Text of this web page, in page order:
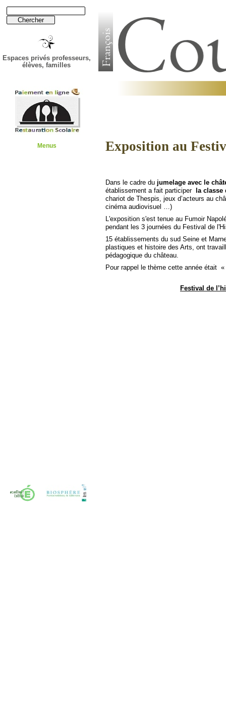
Espaces privés professeurs,
élèves, familles
Menus
Dans le cadre du jumelage avec le
établissement a fait participer
la classe
chariot de Thespis, jeux d’acteurs au
cinéma audiovisuel …)
L'exposition s'est tenue au Fumoir
pendant les 3 journées du Festival de
15 établissements du sud Seine et
plastiques et histoire des Arts, ont
pédagogique du château.
Pour rappel le thème cette année était
Festival de
Exposition au